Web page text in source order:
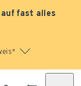
auf fast alles